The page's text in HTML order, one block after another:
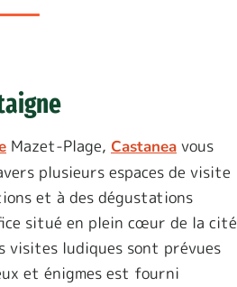
Mazet-Plage, Castanea vous
plusieurs espaces de visite
et à des dégustations
situé en plein cœur de la cité
visites ludiques sont prévues
et énigmes est fourni